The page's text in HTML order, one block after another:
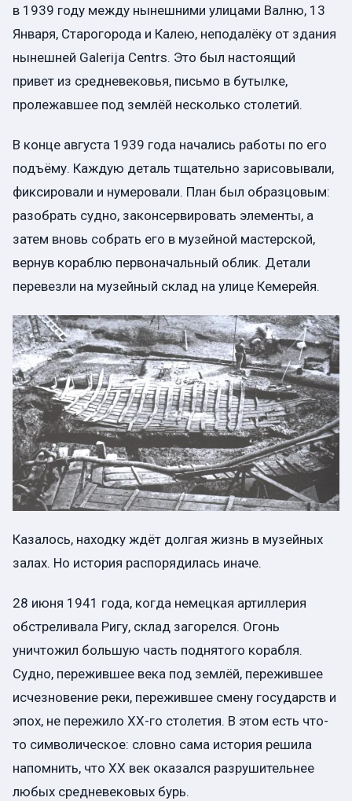
в 1939 году между нынешними улицами Валню, 13
Января, Старогорода и Калею, неподалёку от здания
нынешней Galerija Centrs. Это был настоящий
привет из средневековья, письмо в бутылке,
пролежавшее под землёй несколько столетий.
В конце августа 1939 года начались работы по его
подъёму. Каждую деталь тщательно зарисовывали,
фиксировали и нумеровали. План был образцовым:
разобрать судно, законсервировать элементы, а
затем вновь собрать его в музейной мастерской,
вернув кораблю первоначальный облик. Детали
перевезли на музейный склад на улице Кемерейя.
Казалось, находку ждёт долгая жизнь в музейных
залах. Но история распорядилась иначе.
28 июня 1941 года, когда немецкая артиллерия
обстреливала Ригу, склад загорелся. Огонь
уничтожил большую часть поднятого корабля.
Судно, пережившее века под землёй, пережившее
исчезновение реки, пережившее смену государств и
эпох, не пережило ХХ-го столетия. В этом есть что-
то символическое: словно сама история решила
напомнить, что XX век оказался разрушительнее
любых средневековых бурь.